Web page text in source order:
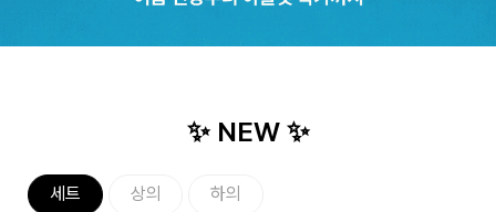
✨ NEW ✨
세트 상의 하의